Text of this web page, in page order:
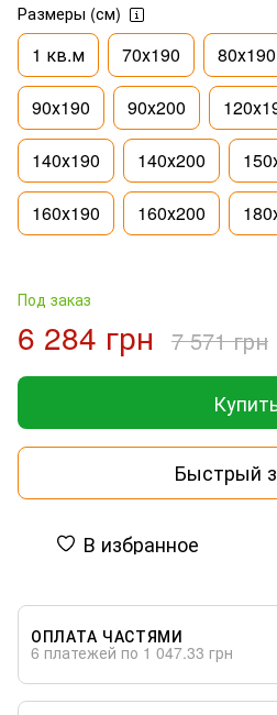
Размеры (см)
1 кв.м 70х190 80х190
90х190 90х200
140х190 140х200
160х190 160х200
Под заказ
6 284 грн 7 571 грн
Быстрый
В избранное
ОПЛАТА ЧАСТЯМИ
6 платежей по 1 047.33 грн